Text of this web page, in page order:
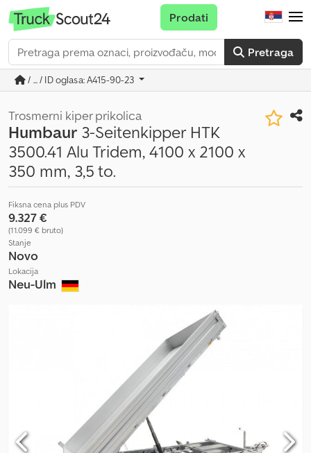
Pretraga
Prodati
/ ... / ID oglasa: A415-90-23
Trosmerni kiper prikolica
Humbaur 3-Seitenkipper HTK
3500.41 Alu Tridem, 4100 x 2100 x
350 mm, 3,5 to.
Fiksna cena plus PDV
9.327 €
(11.099 € bruto)
Stanje
Novo
Lokacija
Neu-Ulm